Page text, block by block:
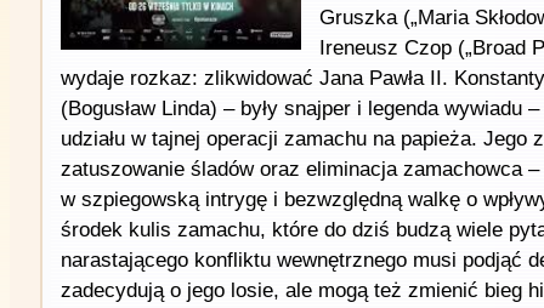
Gruszka („Maria
Ireneusz Czop („Broad
wydaje rozkaz: zlikwidować Jana Pawła II.
(Bogusław Linda) – były snajper i legenda wywiadu
udziału w tajnej operacji zamachu na papieża. Jego
zatuszowanie śladów oraz eliminacja zamachowca
w szpiegowską intrygę i bezwzględną walkę o
środek kulis zamachu, które do dziś budzą wiele
narastającego konfliktu wewnętrznego musi podjąć
zadecydują o jego losie, ale mogą też zmienić bieg